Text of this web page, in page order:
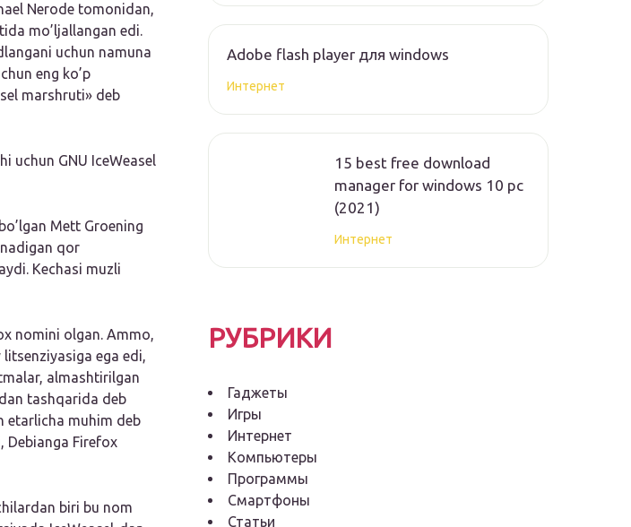
Nerode tomonidan,
mo’ljallangan edi.
uchun namuna
eng ko’p
marshruti» deb
uchun GNU IceWeasel
Mett Groening
qor
Kechasi muzli
nomini olgan. Ammo,
ega edi,
almashtirilgan
tashqarida deb
etarlicha muhim deb
Debianga Firefox
biri bu nom
Adobe flash player для windows
Интернет
15 best free download
manager for windows 10 pc
(2021)
Интернет
РУБРИКИ
Гаджеты
Игры
Интернет
Компьютеры
Программы
Смартфоны
Статьи